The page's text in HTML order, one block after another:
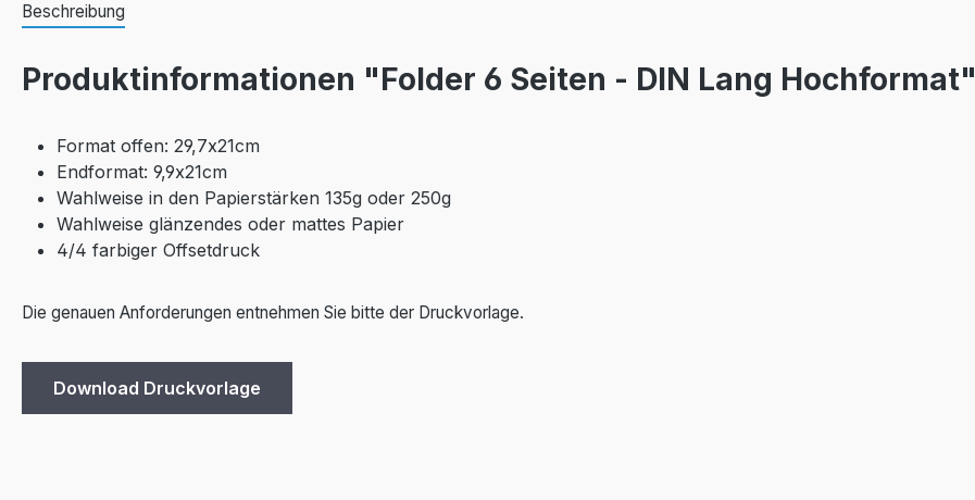
Beschreibung
Produktinformationen "Folder 6 Seiten - DIN Lang Hochformat"
Format offen: 29,7x21cm
Endformat: 9,9x21cm
Wahlweise in den Papierstärken 135g oder 250g
Wahlweise glänzendes oder mattes Papier
4/4 farbiger Offsetdruck
Die genauen Anforderungen entnehmen Sie bitte der Druckvorlage.
Download Druckvorlage